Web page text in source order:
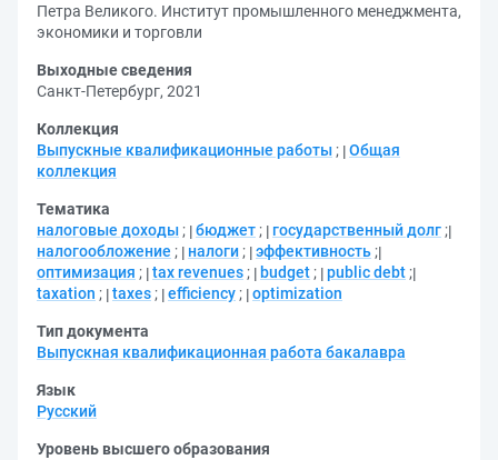
Петра Великого. Институт промышленного менеджмента,
экономики и торговли
Выходные сведения
Санкт-Петербург, 2021
Коллекция
Выпускные квалификационные работы ; Общая
коллекция
Тематика
налоговые доходы ; бюджет ; государственный долг ;
налогообложение ; налоги ; эффективность ;
оптимизация ; tax revenues ; budget ; public debt ;
taxation ; taxes ; efficiency ; optimization
Тип документа
Выпускная квалификационная работа бакалавра
Язык
Русский
Уровень высшего образования